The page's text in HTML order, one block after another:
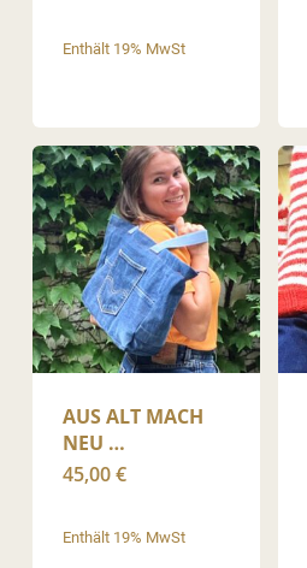
Enthält 19% MwSt
AUS ALT MACH
NEU …
45,00€
Enthält 19% MwSt